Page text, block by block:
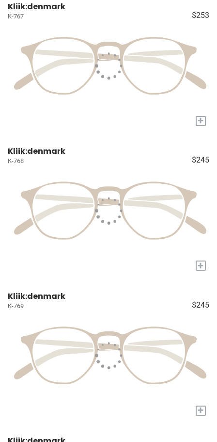
Kliik:denmark
K-767 $253
+
Kliik:denmark
K-768 $245
+
Kliik:denmark
K-769 $245
+